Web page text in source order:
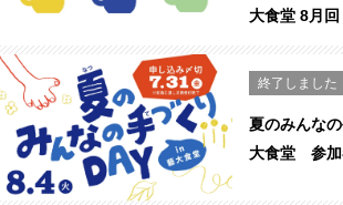
大食堂 8月回
終了しました
夏のみんな
大食堂 参加